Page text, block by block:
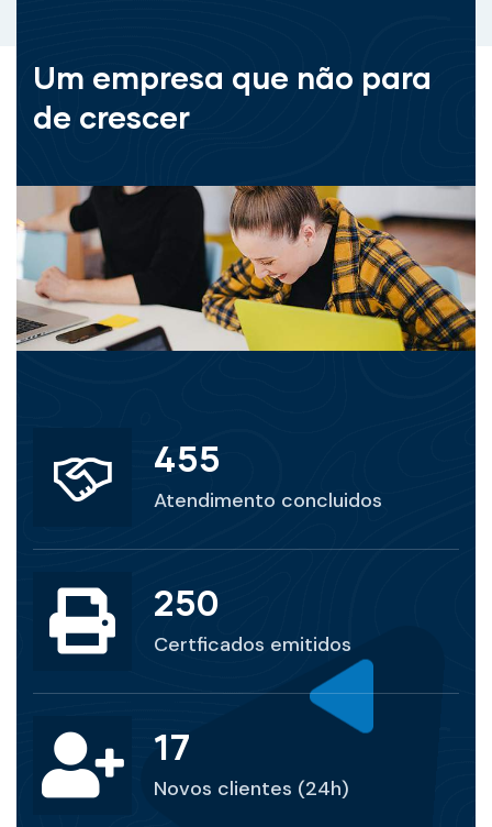
Um empresa que não para
de crescer
455
Atendimento concluidos
250
Certficados emitidos
17
Novos clientes (24h)